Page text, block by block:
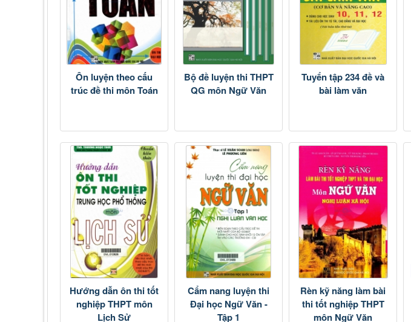
Ôn luyện theo cấu
trúc đề thi môn Toán
Bộ đề luyện thi THPT
QG môn Ngữ Văn
Tuyển tập 234 đề và
bài làm văn
Hướng dẫn ôn thi tốt
nghiệp THPT môn
Lịch Sử
Cẩm nang luyện thi
Đại học Ngữ Văn -
Tập 1
Rèn kỹ năng làm bài
thi tốt nghiệp THPT
môn Ngữ Văn